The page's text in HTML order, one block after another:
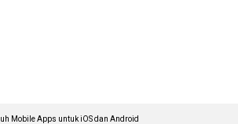
Mobile Apps untuk iOS dan Android